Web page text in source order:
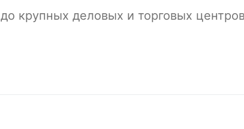
до крупных деловых и торговых